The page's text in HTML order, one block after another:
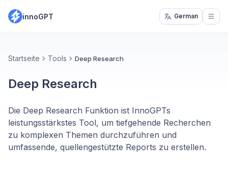
innoGPT German
Startseite Tools Deep Research
Deep Research
Die Deep Research Funktion ist InnoGPTs
leistungsstärkstes Tool, um tiefgehende Recherchen
zu komplexen Themen durchzuführen und
umfassende, quellengestützte Reports zu erstellen.